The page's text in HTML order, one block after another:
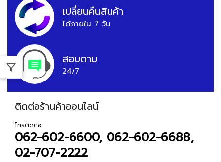
เปลี่ยนคืนสินค้า
ได้ภายใน 7 วัน
สอบถาม
24/7
ติดต่อร้านค้าออนไลน์
โทรติดต่อ
062-602-6600, 062-602-6688,
02-707-2222